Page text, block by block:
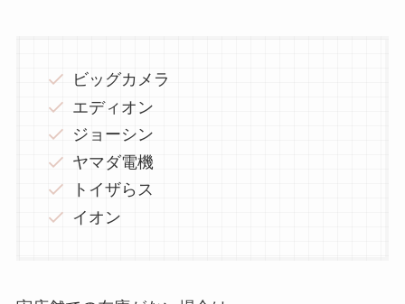
ビッグカメラ
エディオン
ジョーシン
ヤマダ電機
トイザらス
イオン